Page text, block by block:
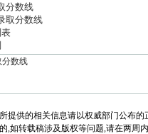
分数线
取分数线
分数线
提供的相关信息请以权威部门公布的
,如转载稿涉及版权等问题,请在两周